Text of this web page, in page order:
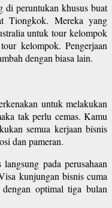
di peruntukan khusus buat
Tiongkok. Mereka yang
untuk tour kelompok
kelompok. Pengerjaan
dengan biasa lain.
untuk melakukan
tak perlu cemas. Kamu
semua kerjaan bisnis
dan pameran.
pada perusahaan
kunjungan bisnis cuma
optimal tiga bulan